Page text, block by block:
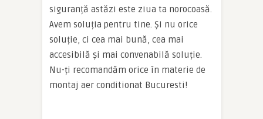
siguranță astăzi este ziua ta norocoasă.
Avem soluția pentru tine. Și nu orice
soluție, ci cea mai bună, cea mai
accesibilă și mai convenabilă soluție.
Nu-ți recomandăm orice în materie de
montaj aer conditionat Bucuresti!